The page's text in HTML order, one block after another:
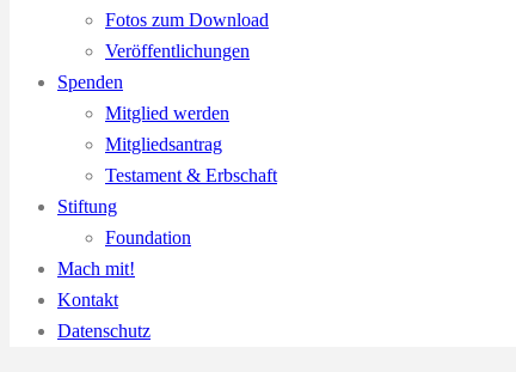
Fotos zum Download
Veröffentlichungen
Spenden
Mitglied werden
Mitgliedsantrag
Testament & Erbschaft
Stiftung
Foundation
Mach mit!
Kontakt
Datenschutz